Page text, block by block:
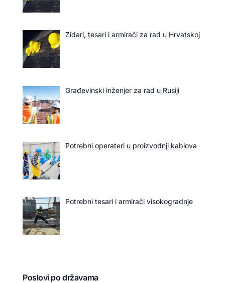
Zidari, tesari i armirači za rad u Hrvatskoj
Građevinski inženjer za rad u Rusiji
Potrebni operateri u proizvodnji kablova
Potrebni tesari i armirači visokogradnje
Poslovi po državama